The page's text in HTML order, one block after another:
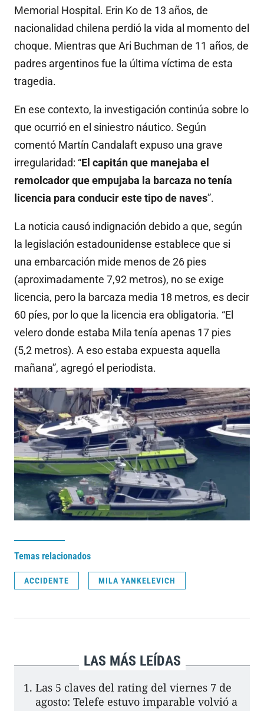
Memorial Hospital. Erin Ko de 13 años, de
nacionalidad chilena perdió la vida al momento del
choque. Mientras que Ari Buchman de 11 años, de
padres argentinos fue la última víctima de esta
tragedia.
En ese contexto, la investigación continúa sobre lo
que ocurrió en el siniestro náutico. Según
comentó Martín Candalaft expuso una grave
irregularidad: “El capitán que manejaba el
remolcador que empujaba la barcaza no tenía
licencia para conducir este tipo de naves”.
La noticia causó indignación debido a que, según
la legislación estadounidense establece que si
una embarcación mide menos de 26 pies
(aproximadamente 7,92 metros), no se exige
licencia, pero la barcaza media 18 metros, es decir
60 píes, por lo que la licencia era obligatoria. “El
velero donde estaba Mila tenía apenas 17 pies
(5,2 metros). A eso estaba expuesta aquella
mañana”, agregó el periodista.
Temas relacionados
ACCIDENTE MILA YANKELEVICH
LAS MÁS LEÍDAS
Las 5 claves del rating del viernes 7 de
agosto: Telefe estuvo imparable volvió a